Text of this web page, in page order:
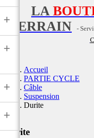
+
+
+
+
LA
TERRAIN
-
Accueil
PARTIE CYCLE
Câble
Suspension
Durite
Durite